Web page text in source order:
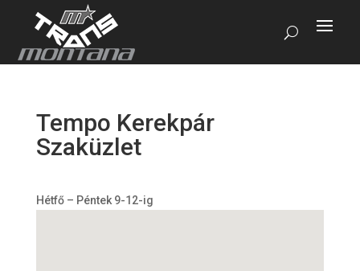
Tempo Kerekpár
Szaküzlet
Hétfő – Péntek 9-12-ig